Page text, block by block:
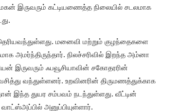
இருவரும் கட்டியணைத்த நிலையில் சடலமாக
மனைவி மற்றும் குழந்தைகளை
அமர்ந்திருந்தார். நிலச்சரிவில் இறந்த அம்னா
இருவரும் ஃபவூசியாவின் சகோதரரின்
வந்துள்ளனர். உறவினரின் திருமணத்துக்காக
இந்த துயர சம்பவம் நடந்துள்ளது. வீட்டின்
அனுப்பியுள்ளார்.